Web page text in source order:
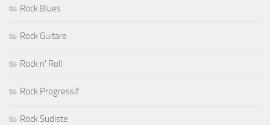
Rock Blues
Rock Guitare
Rock n' Roll
Rock Progressif
Rock Sudiste